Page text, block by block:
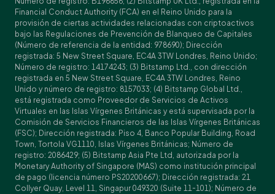
Financial Conduct Authority (FCA) en el Reino Unido para la
provisión de ciertas actividades relacionadas con criptoactivos
bajo las Regulaciones de Prevención de Blanqueo de Capitales
(Número de referencia de la entidad: 978690); Dirección
registrada: 5 New Street Square, EC4A 3TW Londres, Reino Unido;
Número de registro: 14174243; (3) Bitstamp Ltd., con dirección
registrada en 5 New Street Square, EC4A 3TW Londres, Reino
Unido y número de registro: 8157033; (4) Bitstamp Global Ltd.,
está registrada como Proveedor de Servicios de Activos
Virtuales en las Islas Vírgenes Británicas y está supervisada por la
Comisión de Servicios Financieros de las Islas Vírgenes Británicas
(FSC); Dirección registrada: Piso 4, Banco Popular Building, Road
Town, Tortola VG1110, Islas Vírgenes Británicas; Número de
registro: 2086429; (5) Bitstamp Asia Pte Ltd, autorizada por la
Monetary Authority of Singapore (MAS) como institución principal
de pago (licencia número PS20200667); Dirección registrada: 21
Collyer Quay, Level 11, Singapur 049320 (Suite 11-101); Número de